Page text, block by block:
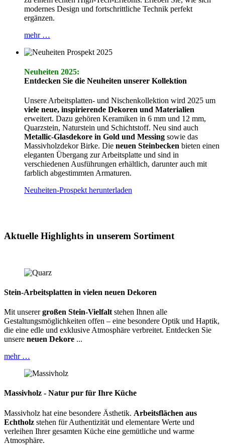
modernes Design und fortschrittliche Technik perfekt
ergänzen.
mehr …
Neuheiten 2025:
Entdecken Sie die Neuheiten unserer Kollektion
Unsere Arbeitsplatten- und Nischenkollektion wird 2025 um
viele neue, inspirierende Dekoren und Materialien
erweitert. Dazu gehören Keramiken in 6 mm und 12 mm,
Quarzstein, Naturstein und Schichtstoff. Neu sind auch
Metallic-Glasdekore in Gold und Messing sowie das
Massivholzdekor Birke. Die neuen Steinbecken bieten einen
eleganten Übergang zur Arbeitsplatte und sind in
verschiedenen Ausführungen erhältlich, darunter auch mit
farblich abgestimmten Armaturen.
Neuheiten-Prospekt herunterladen
Aktuelle Highlights in unserem Sortiment
Stein-Arbeitsplatten in vielen neuen Dekoren
Mit unserergroßen Stein-Vielfalt stehen Ihnen alle
Gestaltungsmöglichkeiten offen – eine besondere Optik und Haptik,
die eine edle und exklusive Atmosphäre verbreitet. Entdecken Sie
unsere neuen Dekore ...
mehr …
Massivholz - Natur pur für Ihre Küche
Massivholz hat eine besondere Ästhetik. Arbeitsflächen aus
Echtholz stehen für Authentizität und elementare Werte und
verleihen Ihrer gesamten Küche eine gemütliche und warme
Atmosphäre.